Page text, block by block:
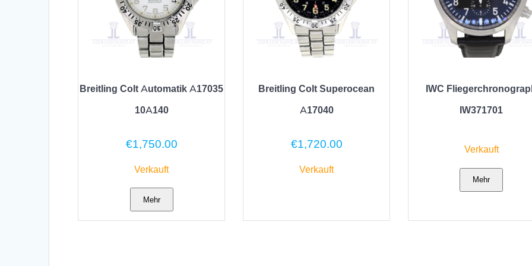
Breitling Colt Automatik A17035
10A140
€1,750.00
Verkauft
Mehr
Breitling Colt Superocean
A17040
€1,720.00
Verkauft
IWC
IW371701
Verkauft
Mehr